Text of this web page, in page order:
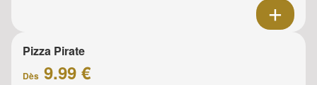
Pizza Pirate
Dès 9.99 €